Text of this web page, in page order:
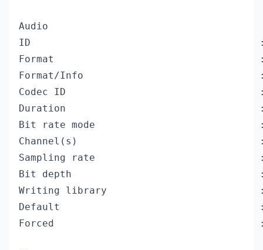
Audio
ID                                       :
Format                                   :
Format/Info                              :
Codec ID                                 :
Duration                                 :
Bit rate mode                            :
Channel(s)                               :
Sampling rate                            :
Bit depth                                :
Writing library                          :
Default                                  :
Forced                                   :